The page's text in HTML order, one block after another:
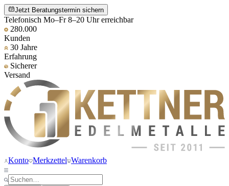
Jetzt Beratungstermin sichern
Telefonisch Mo–Fr 8–20 Uhr erreichbar
280.000
Kunden
30 Jahre
Erfahrung
Sicherer
Versand
Konto Merkzettel Warenkorb